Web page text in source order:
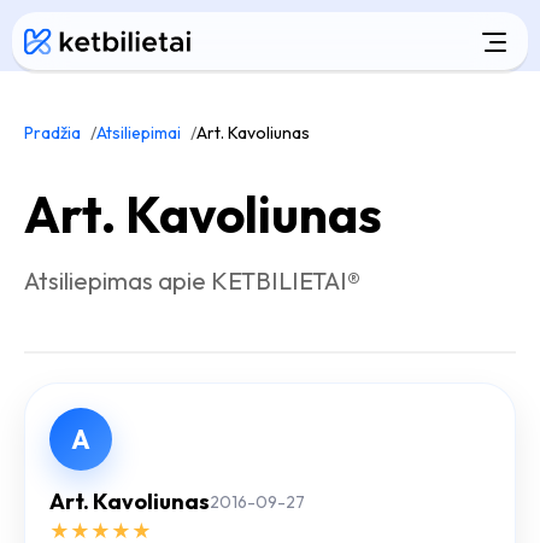
Pradžia Atsiliepimai Art. Kavoliunas
Art. Kavoliunas
Atsiliepimas apie KETBILIETAI®
A
Art. Kavoliunas2016-09-27
★ ★ ★ ★ ★